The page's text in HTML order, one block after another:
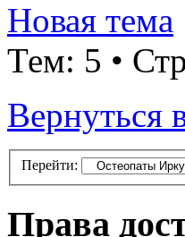
Новая тема
Тем: 5 •
Вернуться
Перейти:
Права